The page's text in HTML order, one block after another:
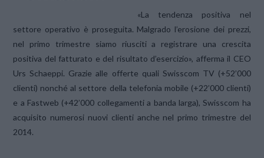
«La tendenza positiva nel
settore operativo è proseguita. Malgrado l’erosione dei prezzi,
nel primo trimestre siamo riusciti a registrare una crescita
positiva del fatturato e del risultato d’esercizio», afferma il CEO
Urs Schaeppi. Grazie alle offerte quali Swisscom TV (+52’000
clienti) nonché al settore della telefonia mobile (+22’000 clienti)
e a Fastweb (+42’000 collegamenti a banda larga), Swisscom ha
acquisito numerosi nuovi clienti anche nel primo trimestre del
2014.